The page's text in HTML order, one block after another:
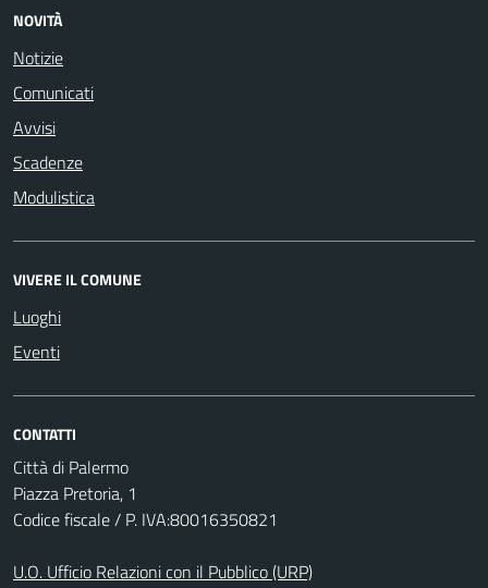
NOVITÀ
Notizie
Comunicati
Avvisi
Scadenze
Modulistica
VIVERE IL COMUNE
Luoghi
Eventi
CONTATTI
Città di Palermo
Piazza Pretoria, 1
Codice fiscale / P. IVA:80016350821
U.O. Ufficio Relazioni con il Pubblico (URP)